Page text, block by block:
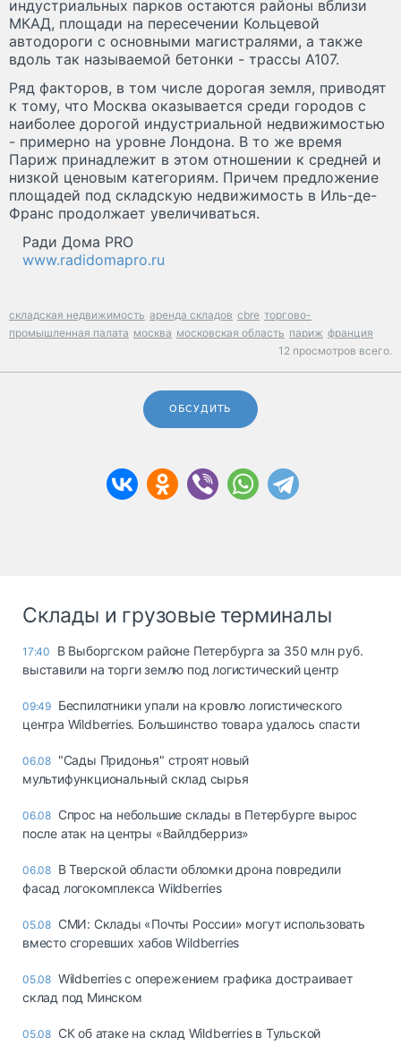
индустриальных парков остаются районы вблизи
МКАД, площади на пересечении Кольцевой
автодороги с основными магистралями, а также
вдоль так называемой бетонки - трассы А107.
Ряд факторов, в том числе дорогая земля, приводят
к тому, что Москва оказывается среди городов с
наиболее дорогой индустриальной недвижимостью
- примерно на уровне Лондона. В то же время
Париж принадлежит в этом отношении к средней и
низкой ценовым категориям. Причем предложение
площадей под складскую недвижимость в Иль-де-
Франс продолжает увеличиваться.
Ради Дома PRO
www.radidomapro.ru
складская недвижимость аренда складов cbre торгово-
промышленная палата москва московская область париж франция
12 просмотров всего.
ОБСУДИТЬ
Склады и грузовые терминалы
17:40
В Выборгском районе Петербурга за 350 млн руб.
выставили на торги землю под логистический центр
09:49 Беспилотники упали на кровлю логистического
центра Wildberries. Большинство товара удалось спасти
06.08 "Сады Придонья" строят новый
мультифункциональный склад сырья
06.08 Спрос на небольшие склады в Петербурге вырос
после атак на центры «Вайлдберриз»
06.08 В Тверской области обломки дрона повредили
фасад логокомплекса Wildberries
05.08 СМИ: Склады «Почты России» могут использовать
вместо сгоревших хабов Wildberries
05.08 Wildberries с опережением графика достраивает
склад под Минском
05.08 СК об атаке на склад Wildberries в Тульской